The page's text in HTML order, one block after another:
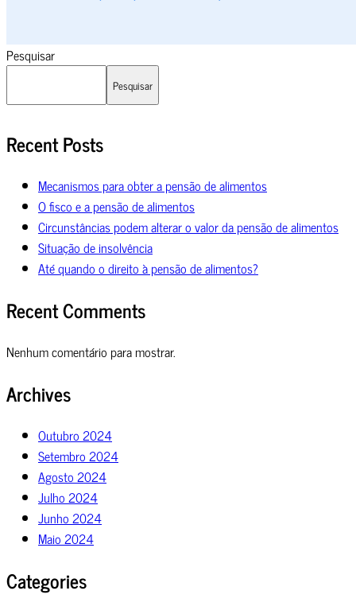
Pesquisar
Pesquisar
Recent Posts
Mecanismos para obter a pensão de alimentos
O fisco e a pensão de alimentos
Circunstâncias podem alterar o valor da pensão de alimentos
Situação de insolvência
Até quando o direito à pensão de alimentos?
Recent Comments
Nenhum comentário para mostrar.
Archives
Outubro 2024
Setembro 2024
Agosto 2024
Julho 2024
Junho 2024
Maio 2024
Categories